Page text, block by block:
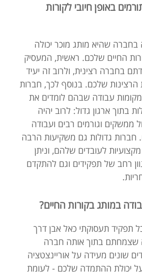
באופן חיובי לקורות
שהיא מותג מוכר יכולה
החיים שלכם. ראשית, המעסיק
בחברה רצינית, ולרוב זה יעיד
שלכם. בנוסף לכך, חברות
עבודה שבהם לומדים את
בתוך ארגון גדול: לרוב יהיה
ממשקים וגורמים רבים ועבודה
חברות גדולות גם משקיעות הרבה
לעובדים שלהם, וניתן
רחב של תפקידים וגם להתקדם
במותג בקורות החיים?
תפקיד תעסוקתי כאל אבן דרך
שצמחתם בתוך אותה חברה
שונים מעידה על אוריינצטציה
יכולת ההתמדה שלכם - לעומת